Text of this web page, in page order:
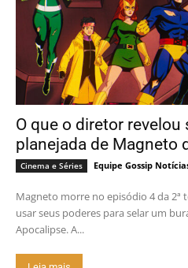
O que o diretor
planejada de Magneto
Cinema e Séries Equipe Gossip
Magneto morre no episódio 4 da 2ª
usar seus poderes para selar um
Apocalipse. A...